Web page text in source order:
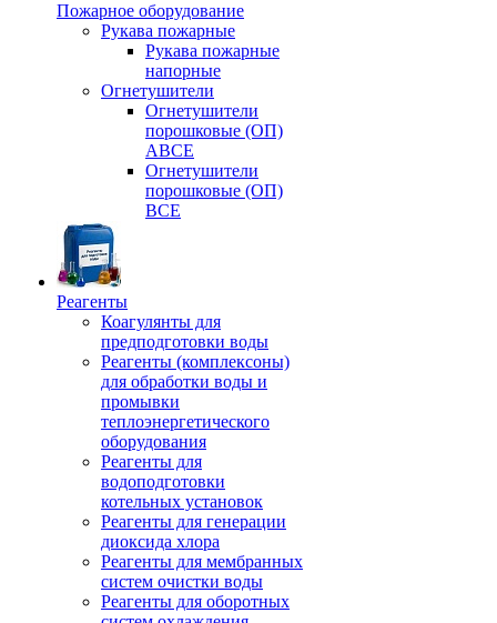
Пожарное оборудование
Рукава пожарные
Рукава пожарные
напорные
Огнетушители
Огнетушители
порошковые (ОП)
АВСЕ
Огнетушители
порошковые (ОП)
ВСЕ
Реагенты
Коагулянты для
предподготовки воды
Реагенты (комплексоны)
для обработки воды и
промывки
теплоэнергетического
оборудования
Реагенты для
водоподготовки
котельных установок
Реагенты для генерации
диоксида хлора
Реагенты для мембранных
систем очистки воды
Реагенты для оборотных